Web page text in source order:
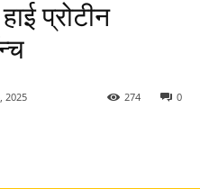
प्रोटीन
2025 0
274